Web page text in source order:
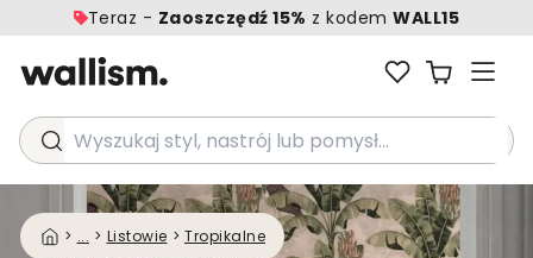
Teraz - Zaoszczędź 15% z kodemWALL15
Wyszukaj styl, nastrój lub pomysł...
> ... > Listowie > Tropikalne